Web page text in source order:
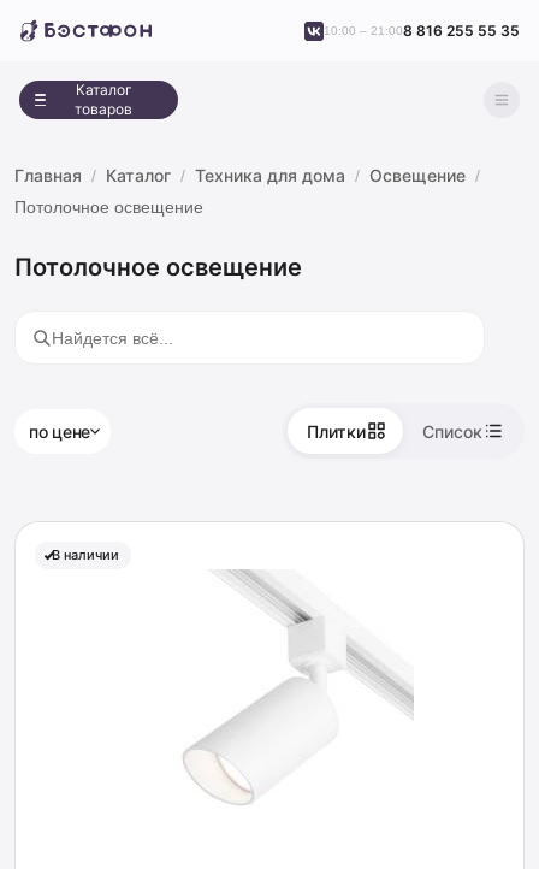
Каталог
товаров
10:00 – 21:008 816 255 55 35
Главная Каталог Техника для дома Освещение
Потолочное освещение
Потолочное освещение
по цене Плитки Список
В наличии